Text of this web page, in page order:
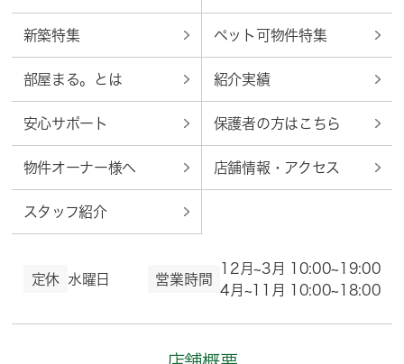
新築特集 ペット可物件特集
部屋まる。とは 紹介実績
安心サポート 保護者の方はこちら
物件オーナー様へ 店舗情報・アクセス
スタッフ紹介
定休 水曜日 営業時間
12月~3月 10:00~19:00
4月~11月 10:00~18:00